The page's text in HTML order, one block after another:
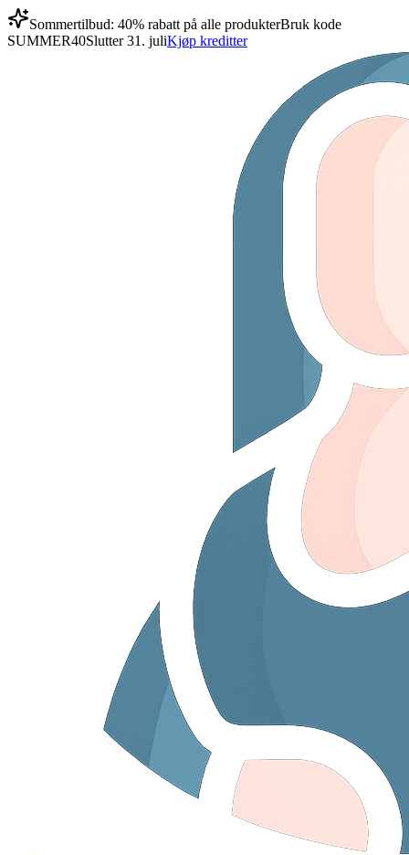
Sommertilbud: 40% rabatt på alle produkterBruk kode
SUMMER40Slutter 31. juliKjøp kreditter